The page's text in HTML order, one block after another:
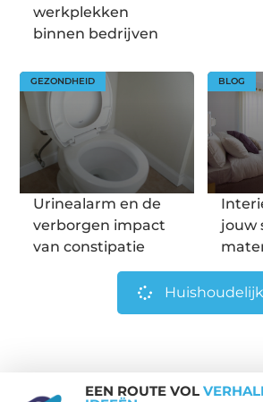
werkplekken
binnen bedrijven
GEZONDHEID
Urinealarm en de
verborgen impact
van constipatie
BLOG
jouw
Huishoudelijk
EEN ROUTE VOL